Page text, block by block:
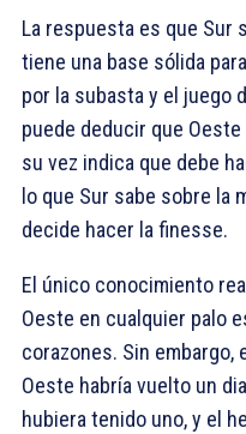
La respuesta es que Sur
tiene una base sólida
por la subasta y el juego
puede deducir que
su vez indica que debe
lo que Sur sabe sobre la
decide hacer la finesse.
El único conocimiento
Oeste en cualquier palo
corazones. Sin embargo,
Oeste habría vuelto un
hubiera tenido uno, y el